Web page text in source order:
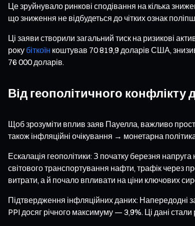
Це зруйнувало ринкові сподівання на кілька
що зниження не відбудеться до чітких ознак
Ці заяви створили загальний тиск на ризикові
року біткоїн коштував 70 819,9 доларів США,
76 000 доларів.
Від геополітичного конфлікту
Щоб зрозуміти вплив заяв Пауелла, важливо
також інфляційні очікування → монетарна
Ескалація геополітики: З початку березня
світового транспортування нафти, трафік через
витрати, а й почало впливати на ціни ключових
Підтвердження інфляційних даних: Напередодні
PPI досяг річного максимуму — 3,9%. Ці дані